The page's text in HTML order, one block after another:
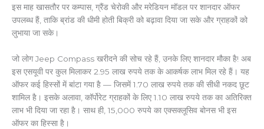
इस माह खासतौर पर कम्पास, ग्रैंड चेरोकी और मरेडियन मॉडल पर शानदार ऑफर
उपलब्ध हैं, ताकि ब्रांड की धीमी होती बिक्री को बढ़ावा दिया जा सके और ग्राहकों को
लुभाया जा सके।
जो लोग Jeep Compass खरीदने की सोच रहे हैं, उनके लिए शानदार मौका है! अब
इस एसयूवी पर कुल मिलाकर 2.95 लाख रुपये तक के आकर्षक लाभ मिल रहे हैं। यह
ऑफर कई हिस्सों में बांटा गया है — जिसमें 1.70 लाख रुपये तक की सीधी नकद छूट
शामिल है। इसके अलावा, कॉर्पोरेट ग्राहकों के लिए 1.10 लाख रुपये तक का अतिरिक्त
लाभ भी दिया जा रहा है। साथ ही, 15,000 रुपये का एक्सक्लूसिव बोनस भी इस
ऑफर का हिस्सा है।